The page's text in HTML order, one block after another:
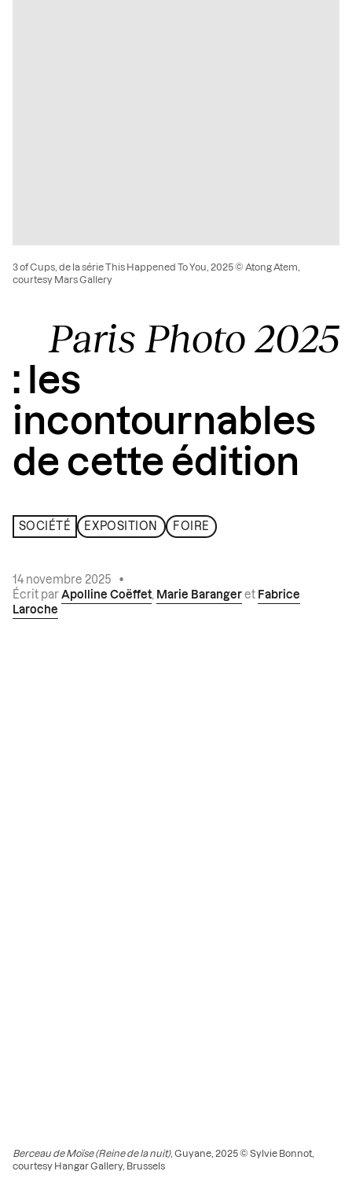
Paris Photo 2025
: les
incontournables
de cette édition
SOCIÉTÉ EXPOSITION FOIRE
14 novembre 2025
•
Écrit par Apolline Coëffet, Marie Baranger et Fabrice
Laroche
3 of Cups, de la série This Happened To You, 2025 © Atong Atem,
courtesy Mars Gallery
Berceau de Moïse (Reine de la nuit), Guyane, 2025 © Sylvie Bonnot,
courtesy Hangar Gallery, Brussels